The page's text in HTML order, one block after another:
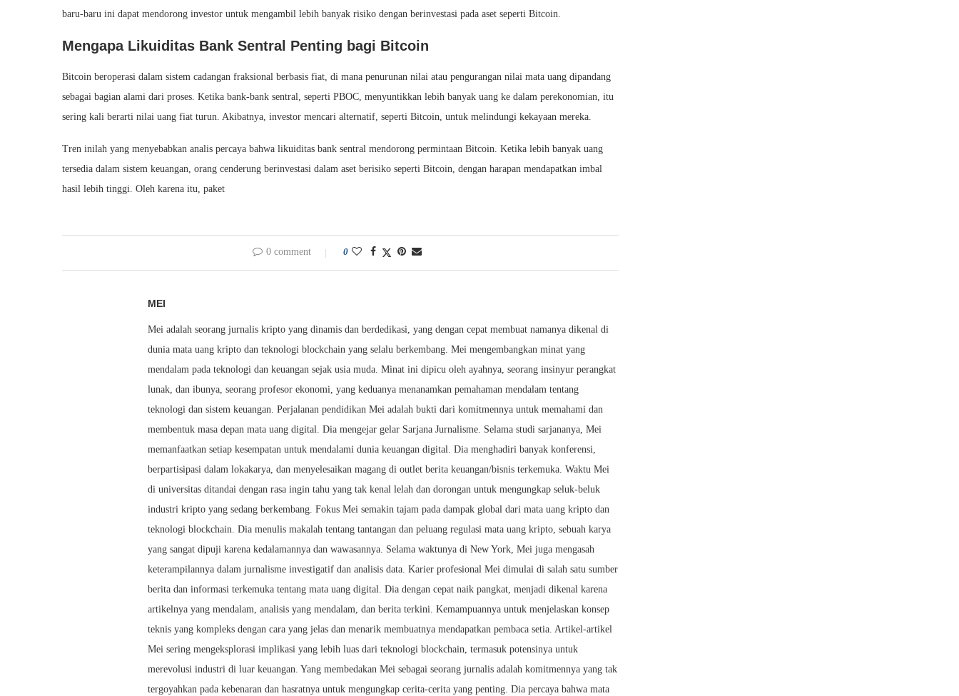
baru-baru ini dapat mendorong investor untuk mengambil lebih banyak risiko dengan berinvestasi pada aset seperti Bitcoin.
Mengapa Likuiditas Bank Sentral Penting bagi Bitcoin
Bitcoin beroperasi dalam sistem cadangan fraksional berbasis fiat, di mana penurunan nilai atau pengurangan nilai mata uang dipandang
sebagai bagian alami dari proses. Ketika bank-bank sentral, seperti PBOC, menyuntikkan lebih banyak uang ke dalam perekonomian, itu
sering kali berarti nilai uang fiat turun. Akibatnya, investor mencari alternatif, seperti Bitcoin, untuk melindungi kekayaan mereka.
Tren inilah yang menyebabkan analis percaya bahwa likuiditas bank sentral mendorong permintaan Bitcoin. Ketika lebih banyak uang
tersedia dalam sistem keuangan, orang cenderung berinvestasi dalam aset berisiko seperti Bitcoin, dengan harapan mendapatkan imbal
hasil lebih tinggi. Oleh karena itu, paket
0 comment 0
MEI
Mei adalah seorang jurnalis kripto yang dinamis dan berdedikasi, yang dengan cepat membuat namanya dikenal di
dunia mata uang kripto dan teknologi blockchain yang selalu berkembang. Mei mengembangkan minat yang
mendalam pada teknologi dan keuangan sejak usia muda. Minat ini dipicu oleh ayahnya, seorang insinyur perangkat
lunak, dan ibunya, seorang profesor ekonomi, yang keduanya menanamkan pemahaman mendalam tentang
teknologi dan sistem keuangan. Perjalanan pendidikan Mei adalah bukti dari komitmennya untuk memahami dan
membentuk masa depan mata uang digital. Dia mengejar gelar Sarjana Jurnalisme. Selama studi sarjananya, Mei
memanfaatkan setiap kesempatan untuk mendalami dunia keuangan digital. Dia menghadiri banyak konferensi,
berpartisipasi dalam lokakarya, dan menyelesaikan magang di outlet berita keuangan/bisnis terkemuka. Waktu Mei
di universitas ditandai dengan rasa ingin tahu yang tak kenal lelah dan dorongan untuk mengungkap seluk-beluk
industri kripto yang sedang berkembang. Fokus Mei semakin tajam pada dampak global dari mata uang kripto dan
teknologi blockchain. Dia menulis makalah tentang tantangan dan peluang regulasi mata uang kripto, sebuah karya
yang sangat dipuji karena kedalamannya dan wawasannya. Selama waktunya di New York, Mei juga mengasah
keterampilannya dalam jurnalisme investigatif dan analisis data. Karier profesional Mei dimulai di salah satu sumber
berita dan informasi terkemuka tentang mata uang digital. Dia dengan cepat naik pangkat, menjadi dikenal karena
artikelnya yang mendalam, analisis yang mendalam, dan berita terkini. Kemampuannya untuk menjelaskan konsep
teknis yang kompleks dengan cara yang jelas dan menarik membuatnya mendapatkan pembaca setia. Artikel-artikel
Mei sering mengeksplorasi implikasi yang lebih luas dari teknologi blockchain, termasuk potensinya untuk
merevolusi industri di luar keuangan. Yang membedakan Mei sebagai seorang jurnalis adalah komitmennya yang tak
tergoyahkan pada kebenaran dan hasratnya untuk mengungkap cerita-cerita yang penting. Dia percaya bahwa mata